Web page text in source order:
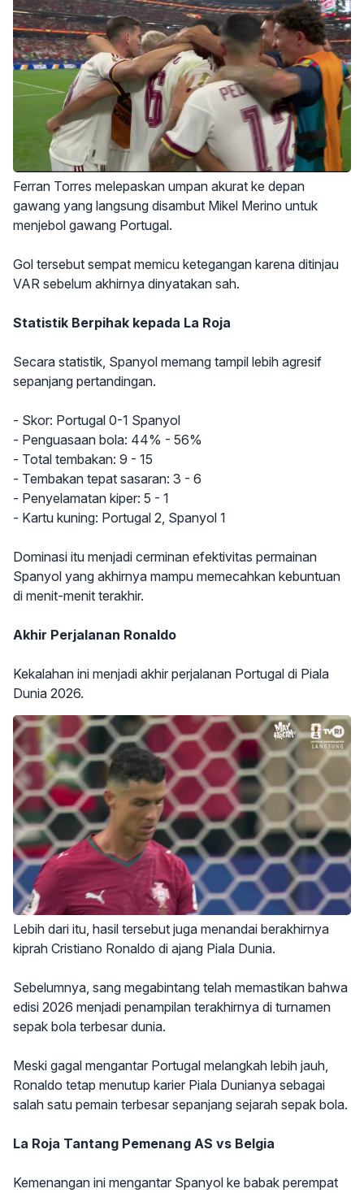
Ferran Torres melepaskan umpan akurat ke depan
gawang yang langsung disambut Mikel Merino untuk
menjebol gawang Portugal.
Gol tersebut sempat memicu ketegangan karena ditinjau
VAR sebelum akhirnya dinyatakan sah.
Statistik Berpihak kepada La Roja
Secara statistik, Spanyol memang tampil lebih agresif
sepanjang pertandingan.
- Skor: Portugal 0-1 Spanyol
- Penguasaan bola: 44% - 56%
- Total tembakan: 9 - 15
- Tembakan tepat sasaran: 3 - 6
- Penyelamatan kiper: 5 - 1
- Kartu kuning: Portugal 2, Spanyol 1
Dominasi itu menjadi cerminan efektivitas permainan
Spanyol yang akhirnya mampu memecahkan kebuntuan
di menit-menit terakhir.
Akhir Perjalanan Ronaldo
Kekalahan ini menjadi akhir perjalanan Portugal di Piala
Dunia 2026.
Lebih dari itu, hasil tersebut juga menandai berakhirnya
kiprah Cristiano Ronaldo di ajang Piala Dunia.
Sebelumnya, sang megabintang telah memastikan bahwa
edisi 2026 menjadi penampilan terakhirnya di turnamen
sepak bola terbesar dunia.
Meski gagal mengantar Portugal melangkah lebih jauh,
Ronaldo tetap menutup karier Piala Dunianya sebagai
salah satu pemain terbesar sepanjang sejarah sepak bola.
La Roja Tantang Pemenang AS vs Belgia
Kemenangan ini mengantar Spanyol ke babak perempat